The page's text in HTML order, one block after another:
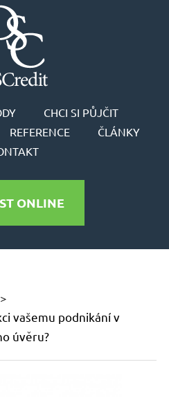
CHCI SI PŮJČIT
REFERENCE
ČLÁNKY
ONLINE
vašemu podnikání v
úvěru?